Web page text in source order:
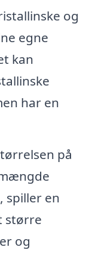
og
egne
kan
har en
på
spiller en
større
og